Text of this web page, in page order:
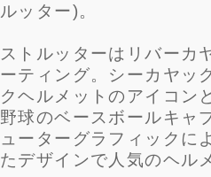
ルッター)。
ストルッターはリバーカ
ーティング。シーカヤッ
クヘルメットのアイコン
野球のベースボールキャ
ューターグラフィックに
たデザインで人気のヘル